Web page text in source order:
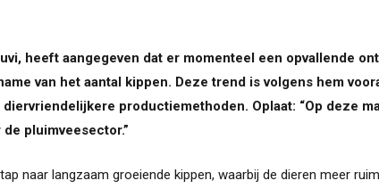
heeft aangegeven dat er momenteel een opvallende
van het aantal kippen. Deze trend is volgens hem
productiemethoden. Oplaat: “Op deze
pluimveesector.”
naar langzaam groeiende kippen, waarbij de dieren meer